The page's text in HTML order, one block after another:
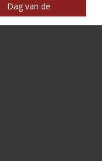
Dag van de